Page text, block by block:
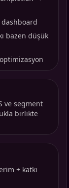
dashboard
bazen düşük
ve segment
birlikte
+ katkı